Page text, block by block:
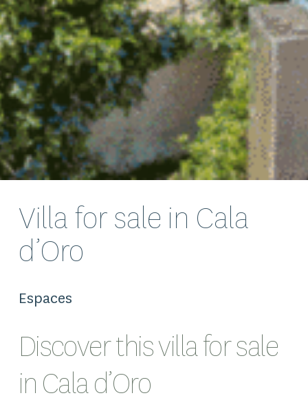
Villa for sale in Cala
d’Oro
Espaces
Discover this villa for sale
in Cala d’Oro